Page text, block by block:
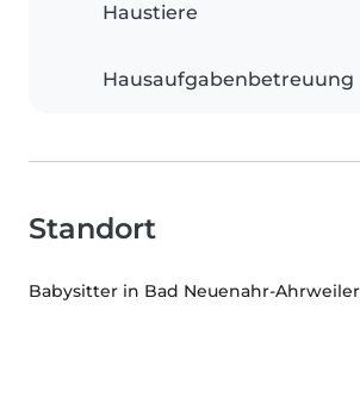
Haustiere
Hausaufgabenbetreuung
Standort
Babysitter in Bad Neuenahr-Ahrweiler